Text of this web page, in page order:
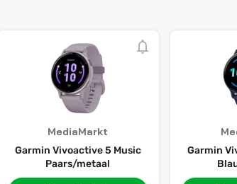
MediaMarkt
Garmin Vivoactive 5 Music
Paars/metaal
Garmin